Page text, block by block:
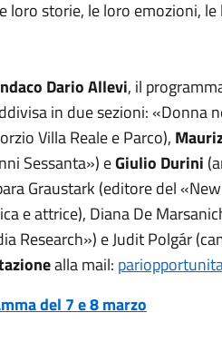
loro storie, le loro emozioni, le
Dario Allevi, il
in due sezioni: «Donna
Villa Reale e Parco),
Sessanta») eGiulio Durini
Graustark (editore del
e attrice), Diana De
Research») e Judit Polgár
alla mail:
del 7 e 8 marzo